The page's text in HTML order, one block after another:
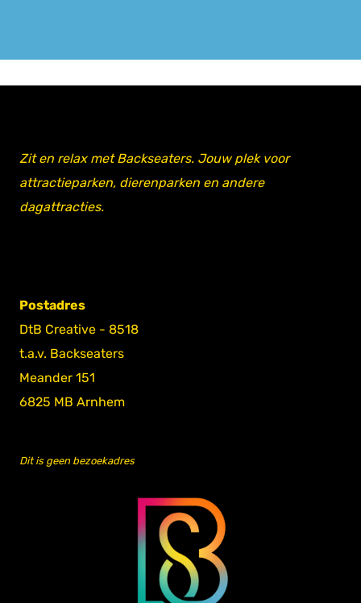
Zit en relax met Backseaters. Jouw plek voor
attractieparken, dierenparken en andere
dagattracties.
Postadres
DtB Creative - 8518
t.a.v. Backseaters
Meander 151
6825 MB Arnhem
Dit is geen bezoekadres